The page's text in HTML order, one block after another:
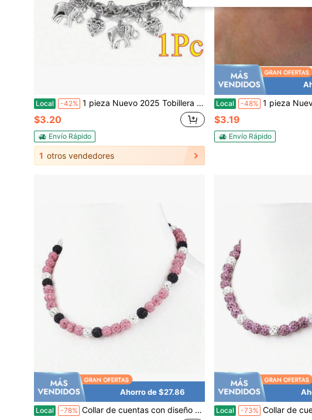
Local -42% 1 pieza Nuevo 2025 Tobillera de cadena gruesa dorada con colgante de elefante retro tallado con forma de corazón, tobillera geométrica de moda para decoración de pies de dama en la playa, regalo
$3.20
Envío Rápido
1 otros vendedores
Local -48% 1 pieza Nuevo brazalete de tobillo 2025 para mujeres, joyería de
$3.19
Envío Rápido
Ahorro de $27.86
Local -78% Collar de cuentas con diseño de béisbol, joyería deportiva inspirada en cuentas, 17 pulgadas, para mayores de 8 años Local -73% Collar de cuentas con diseño de béisbol, joyería